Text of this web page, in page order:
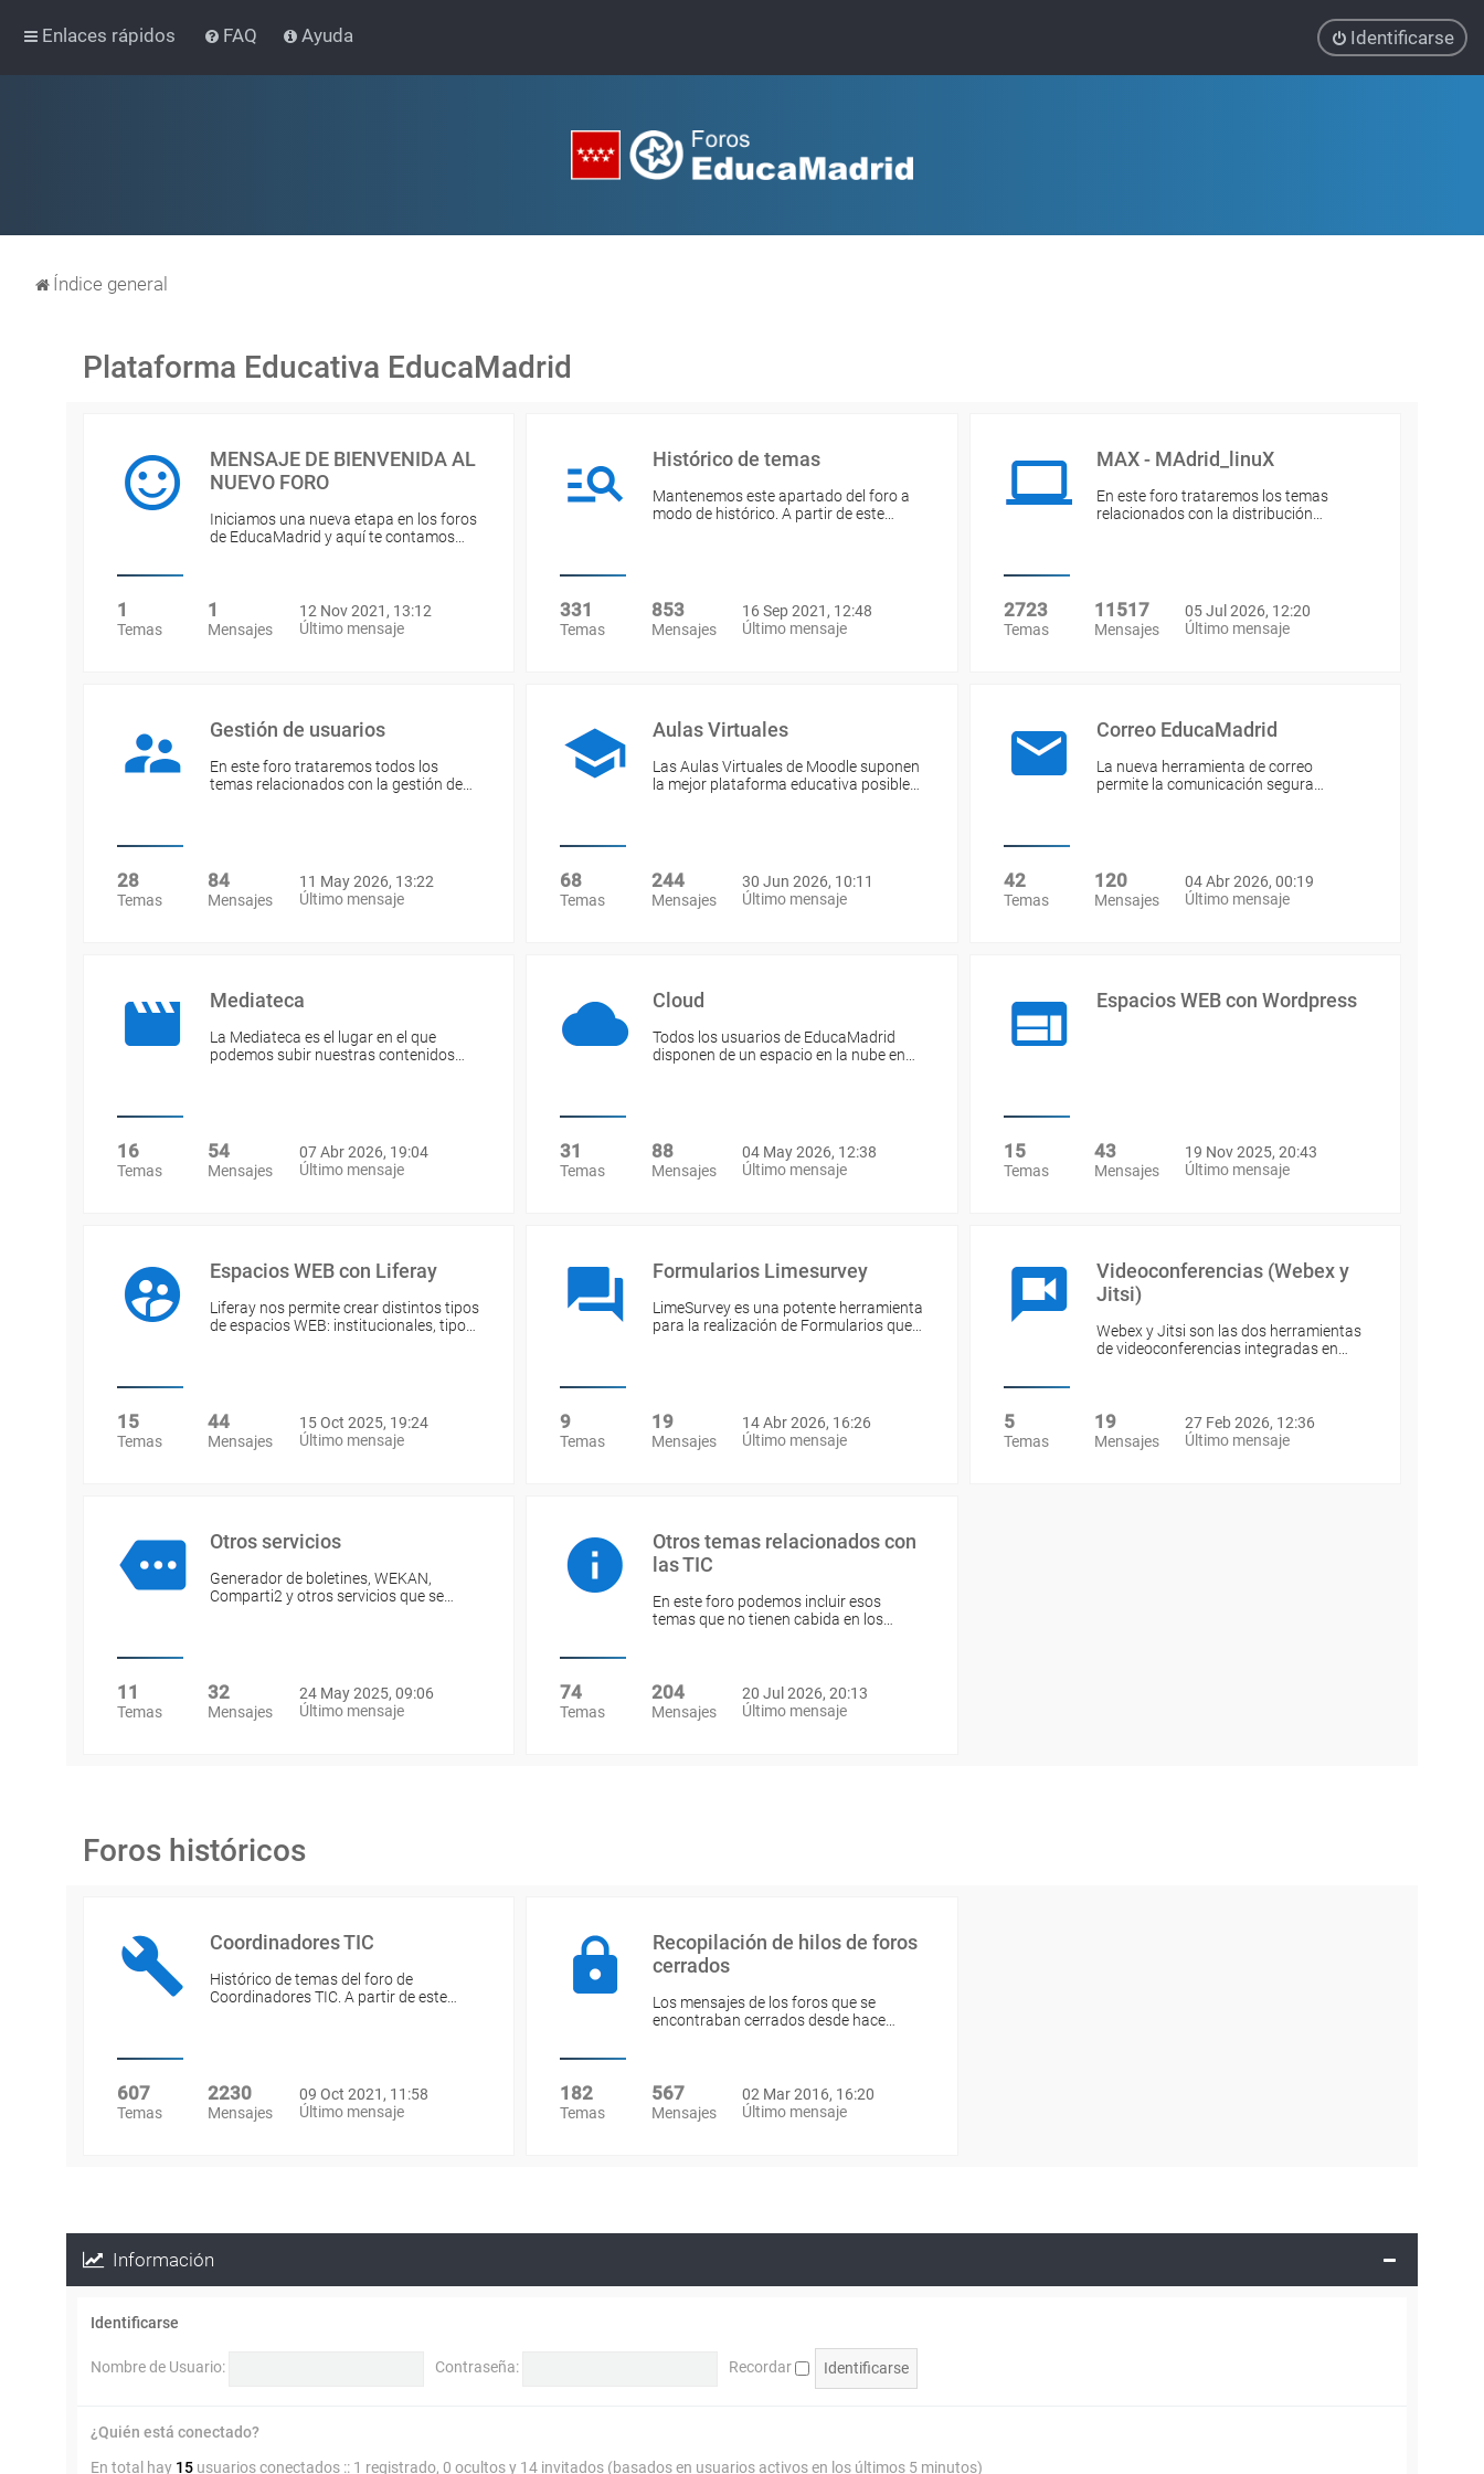
Enlaces rápidos FAQ Ayuda Identificarse
Índice general
Plataforma Educativa EducaMadrid
MENSAJE DE BIENVENIDA AL
NUEVO FORO
Iniciamos una nueva etapa en los foros
de EducaMadrid y aquí te contamos…
1
Temas
1
Mensajes
12 Nov 2021, 13:12
Último mensaje
Histórico de temas
Mantenemos este apartado del foro a
modo de histórico. A partir de este…
331
Temas
853
Mensajes
16 Sep 2021, 12:48
Último mensaje
MAX - MAdrid_linuX
En este foro trataremos los temas
relacionados con la distribución…
2723
Temas
11517
Mensajes
05 Jul 2026, 12:20
Último mensaje
Gestión de usuarios
En este foro trataremos todos los
temas relacionados con la gestión de…
28
Temas
84
Mensajes
11 May 2026, 13:22
Último mensaje
Aulas Virtuales
Las Aulas Virtuales de Moodle suponen
la mejor plataforma educativa posible…
68
Temas
244
Mensajes
30 Jun 2026, 10:11
Último mensaje
Correo EducaMadrid
La nueva herramienta de correo
permite la comunicación segura…
42
Temas
120
Mensajes
04 Abr 2026, 00:19
Último mensaje
Mediateca
La Mediateca es el lugar en el que
podemos subir nuestras contenidos…
16
Temas
54
Mensajes
07 Abr 2026, 19:04
Último mensaje
Cloud
Todos los usuarios de EducaMadrid
disponen de un espacio en la nube en…
31
Temas
88
Mensajes
04 May 2026, 12:38
Último mensaje
Espacios WEB con Wordpress
15
Temas
43
Mensajes
19 Nov 2025, 20:43
Último mensaje
Espacios WEB con Liferay
Liferay nos permite crear distintos tipos
de espacios WEB: institucionales, tipo…
15
Temas
44
Mensajes
15 Oct 2025, 19:24
Último mensaje
Formularios Limesurvey
LimeSurvey es una potente herramienta
para la realización de Formularios que…
9
Temas
19
Mensajes
14 Abr 2026, 16:26
Último mensaje
Videoconferencias (Webex y
Jitsi)
Webex y Jitsi son las dos herramientas
de videoconferencias integradas en…
5
Temas
19
Mensajes
27 Feb 2026, 12:36
Último mensaje
Otros servicios
Generador de boletines, WEKAN,
Comparti2 y otros servicios que se…
11
Temas
32
Mensajes
24 May 2025, 09:06
Último mensaje
Otros temas relacionados con
las TIC
En este foro podemos incluir esos
temas que no tienen cabida en los…
74
Temas
204
Mensajes
20 Jul 2026, 20:13
Último mensaje
Foros históricos
Coordinadores TIC
Histórico de temas del foro de
Coordinadores TIC. A partir de este…
607
Temas
2230
Mensajes
09 Oct 2021, 11:58
Último mensaje
Recopilación de hilos de foros
cerrados
Los mensajes de los foros que se
encontraban cerrados desde hace…
182
Temas
567
Mensajes
02 Mar 2016, 16:20
Último mensaje
Información
Identificarse
Nombre de Usuario: Contraseña: Recordar
¿Quién está conectado?
En total hay 15 usuarios conectados :: 1 registrado, 0 ocultos y 14 invitados (basados en usuarios activos en los últimos 5 minutos)